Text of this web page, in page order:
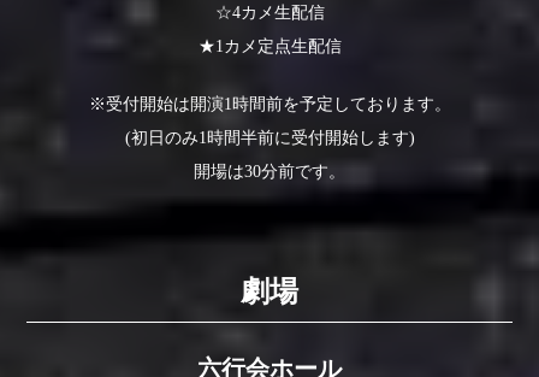
☆4カメ生配信
★1カメ定点生配信
※受付開始は開演1時間前を予定しております。
(初日のみ1時間半前に受付開始します)
開場は30分前です。
劇場
六行会ホール